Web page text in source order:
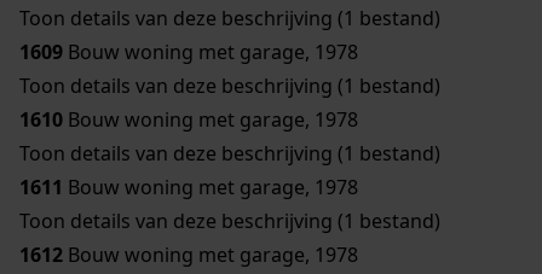
Toon details van deze beschrijving (1 bestand)
1609 Bouw woning met garage, 1978
Toon details van deze beschrijving (1 bestand)
1610 Bouw woning met garage, 1978
Toon details van deze beschrijving (1 bestand)
1611 Bouw woning met garage, 1978
Toon details van deze beschrijving (1 bestand)
1612 Bouw woning met garage, 1978